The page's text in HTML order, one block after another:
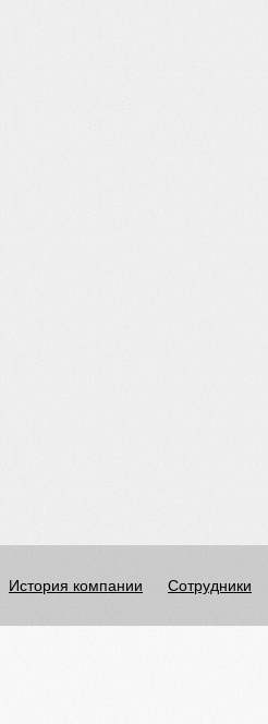
История компании Сотрудники